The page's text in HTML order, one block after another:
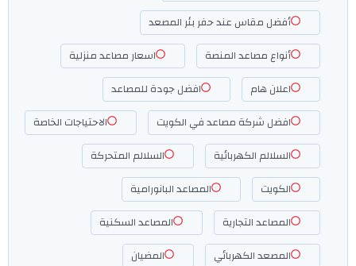
أفضل مقاس عند حفر بئر المصعد
أنواع مصاعد المنصة
اسعار مصاعد منزلية
اعلان هام
افضل جودة للمصاعد
افضل شركة مصاعد في الكويت
الاحتياجات الخاصة
السلالم الكهربائية
السلالم المتحركة
الكويت
المصاعد البانورامية
المصاعد التجارية
المصاعد السكنية
المصعد الكهربائي
المضيان